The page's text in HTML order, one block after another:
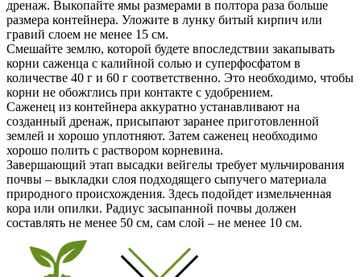
дренаж. Выкопайте ямы размерами в полтора раза больше
размера контейнера. Уложите в лунку битый кирпич или
гравий слоем не менее 15 см.
Смешайте землю, которой будете впоследствии закапывать
корни саженца с калийной солью и суперфосфатом в
количестве 40 г и 60 г соответственно. Это необходимо, чтобы
корни не обожглись при контакте с удобрением.
Саженец из контейнера аккуратно устанавливают на
созданный дренаж, присыпают заранее приготовленной
землей и хорошо уплотняют. Затем саженец необходимо
хорошо полить с раствором корневина.
Завершающий этап высадки вейгелы требует мульчирования
почвы – выкладки слоя подходящего сыпучего материала
природного происхождения. Здесь подойдет измельченная
кора или опилки. Радиус засыпанной почвы должен
составлять не менее 50 см, сам слой – не менее 10 см.